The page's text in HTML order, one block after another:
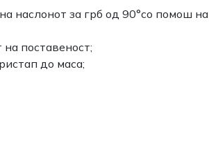
наслонот за грб од 90°со помош
поставеност;
до маса;